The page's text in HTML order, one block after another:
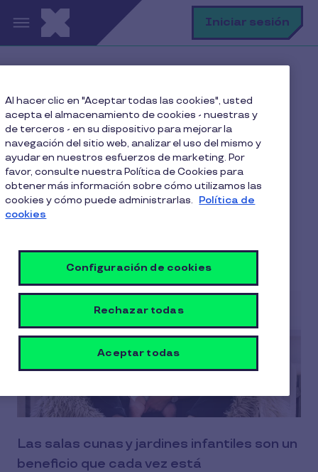
Pasar al contenido principal Iniciar sesión
La importancia de una buena sala cuna para los
colaboradores
La importancia de una
buena sala cuna para los
3 Min de Lectura 11 Abril 2019
Las salas cunas y jardines infantiles son un
beneficio que cada vez está
Al hacer clic en "Aceptar todas las cookies", usted
acepta el almacenamiento de cookies - nuestras y
de terceros - en su dispositivo para mejorar la
navegación del sitio web, analizar el uso del mismo y
ayudar en nuestros esfuerzos de marketing. Por
favor, consulte nuestra Política de Cookies para
obtener más información sobre cómo utilizamos las
cookies y cómo puede administrarlas. Política de
cookies
Configuración de cookies
Rechazar todas
Aceptar todas